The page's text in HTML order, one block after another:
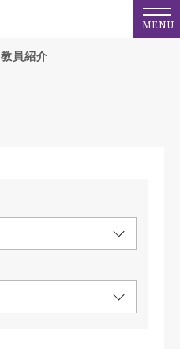
MENU
教員紹介